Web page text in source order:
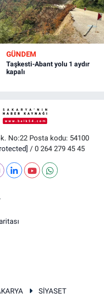
GÜNDEM
Taşkesti-Abant yolu 1 aydır
kapalı
No:22 Posta kodu: 54100
/ 0 264 279 45 45
SİYASET